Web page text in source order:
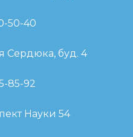
50-40
Сердюка, буд. 4
85-92
Науки 54